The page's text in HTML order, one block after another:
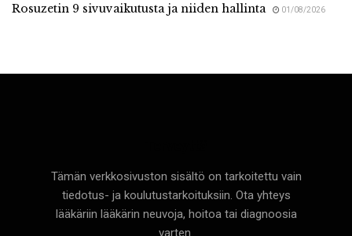
Rosuzetin 9 sivuvaikutusta ja niiden hallinta 01/08/2026
Tämän verkkosivuston sisältö on tarkoitettu vain
tiedotus- ja koulutustarkoituksiin. Ota yhteys
lääkäriin lääkärin neuvoja, hoitoa tai diagnoosia
varten.